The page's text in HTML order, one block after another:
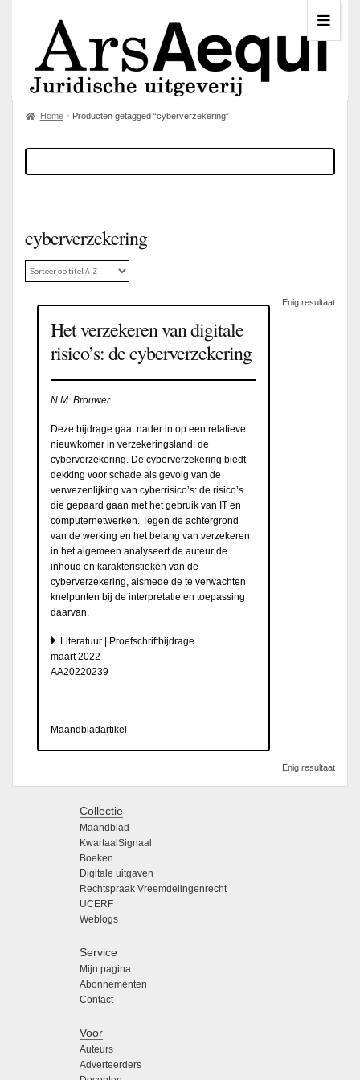
Home Producten getagged “cyberverzekering”
cyberverzekering
Enig resultaat
Het verzekeren van digitale
risico’s: de cyberverzekering
N.M. Brouwer
Deze bijdrage gaat nader in op een relatieve
nieuwkomer in verzekeringsland: de
cyberverzekering. De cyberverzekering biedt
dekking voor schade als gevolg van de
verwezenlijking van cyberrisico’s: de risico’s
die gepaard gaan met het gebruik van IT en
computernetwerken. Tegen de achtergrond
van de werking en het belang van verzekeren
in het algemeen analyseert de auteur de
inhoud en karakteristieken van de
cyberverzekering, alsmede de te verwachten
knelpunten bij de interpretatie en toepassing
daarvan.
Literatuur | Proefschriftbijdrage
maart 2022
AA20220239
Maandbladartikel
Enig resultaat
Collectie
Maandblad
KwartaalSignaal
Boeken
Digitale uitgaven
Rechtspraak Vreemdelingenrecht
UCERF
Weblogs
Service
Mijn pagina
Abonnementen
Contact
Voor
Auteurs
Adverteerders